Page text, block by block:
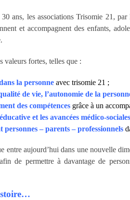
ans, les associations Trisomie 21,
et accompagnent des enfants,
valeurs fortes, telles que :
la personne avec trisomie 21 ;
de vie, l’autonomie de la
des compétences grâce à un
et les avancées médico-sociales
personnes – parents – professionnels
entre aujourd’hui dans une nouvelle
de permettre à davantage de